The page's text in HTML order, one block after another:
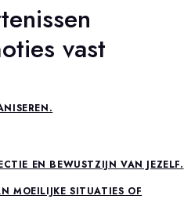
vast
EN BEWUSTZIJN VAN JEZELF.
MOEILIJKE SITUATIES OF